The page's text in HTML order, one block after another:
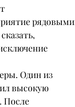
рядовыми
Один из
высокую
После